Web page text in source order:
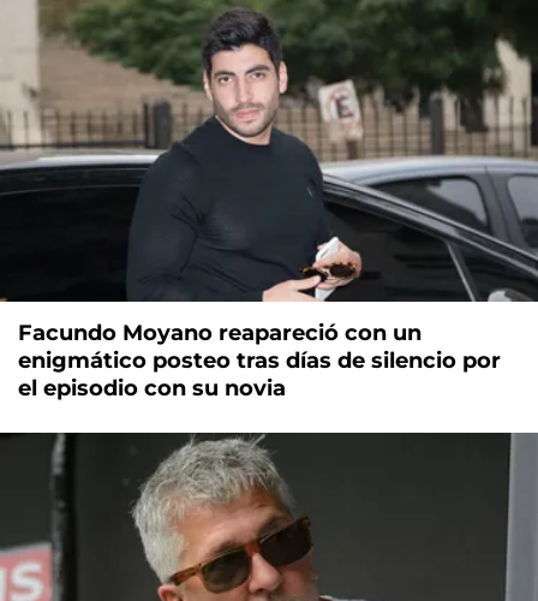
Facundo Moyano reapareció con un
enigmático posteo tras días de silencio por
el episodio con su novia